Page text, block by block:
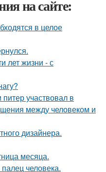
на сайте:
в целое
лет жизни - с
участвовал в
между человеком и
дизайнера.
месяца.
человека.